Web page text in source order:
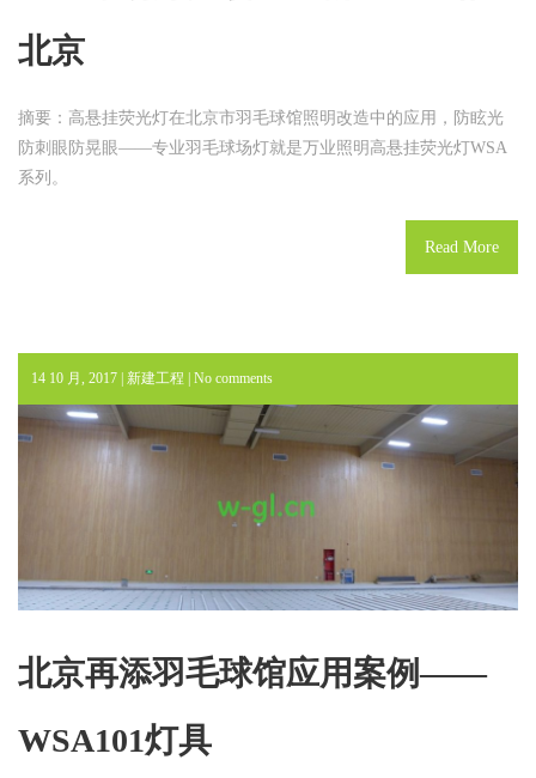
北京
摘要：高悬挂荧光灯在北京市羽毛球馆照明改造中的应用，防眩光
防刺眼防晃眼——专业羽毛球场灯就是万业照明高悬挂荧光灯WSA
系列。
Read More
14 10 月, 2017 | 新建工程 | No comments
北京再添羽毛球馆应用案例——
WSA101灯具